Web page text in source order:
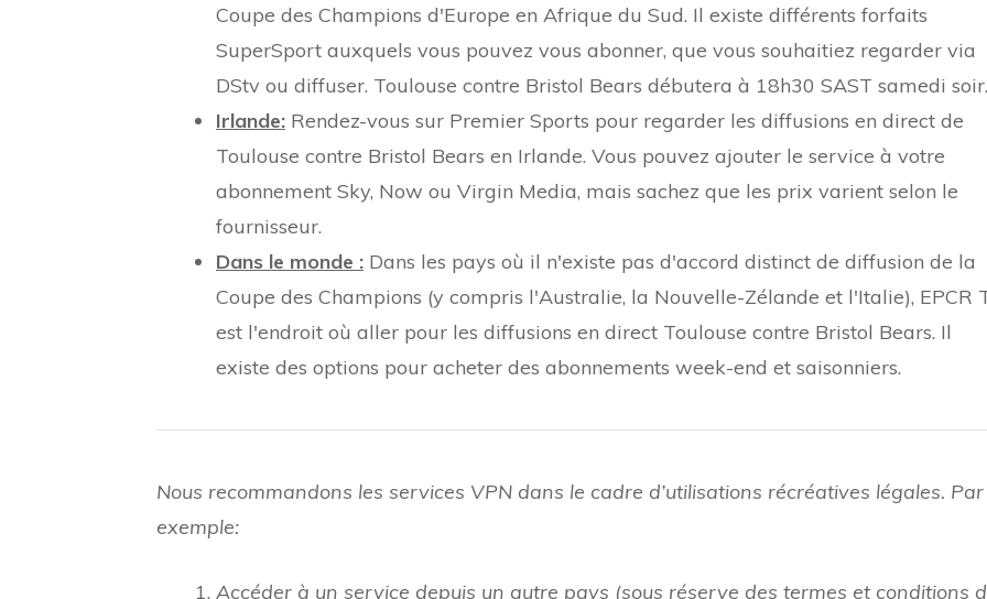
Coupe des Champions d'Europe en Afrique du Sud. Il existe différents forfaits
SuperSport auxquels vous pouvez vous abonner, que vous souhaitiez regarder via
DStv ou diffuser. Toulouse contre Bristol Bears débutera à 18h30 SAST samedi soir.
Irlande: Rendez-vous sur Premier Sports pour regarder les diffusions en direct de
Toulouse contre Bristol Bears en Irlande. Vous pouvez ajouter le service à votre
abonnement Sky, Now ou Virgin Media, mais sachez que les prix varient selon le
fournisseur.
Dans le monde : Dans les pays où il n'existe pas d'accord distinct de diffusion de la
Coupe des Champions (y compris l'Australie, la Nouvelle-Zélande et l'Italie), EPCR
est l'endroit où aller pour les diffusions en direct Toulouse contre Bristol Bears. Il
existe des options pour acheter des abonnements week-end et saisonniers.
Nous recommandons les services VPN dans le cadre d’utilisations récréatives légales. Par
exemple:
Accéder à un service depuis un autre pays (sous réserve des termes et conditions